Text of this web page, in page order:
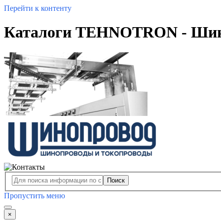
Перейти к контенту
Каталоги TEHNOTRON -
Поиск
Пропустить меню
×